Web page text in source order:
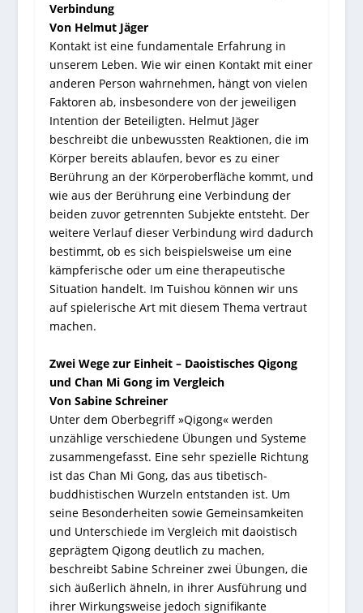
Verbindung
Von Helmut Jäger
Kontakt ist eine fundamentale Erfahrung in
unserem Leben. Wie wir einen Kontakt mit einer
anderen Person wahrnehmen, hängt von vielen
Faktoren ab, insbesondere von der jeweiligen
Intention der Beteiligten. Helmut Jäger
beschreibt die unbewussten Reaktionen, die im
Körper bereits ablaufen, bevor es zu einer
Berührung an der Körperoberfläche kommt, und
wie aus der Berührung eine Verbindung der
beiden zuvor getrennten Subjekte entsteht. Der
weitere Verlauf dieser Verbindung wird dadurch
bestimmt, ob es sich beispielsweise um eine
kämpferische oder um eine therapeutische
Situation handelt. Im Tuishou können wir uns
auf spielerische Art mit diesem Thema vertraut
machen.
Zwei Wege zur Einheit – Daoistisches Qigong
und Chan Mi Gong im Vergleich
Von Sabine Schreiner
Unter dem Oberbegriff »Qigong« werden
unzählige verschiedene Übungen und Systeme
zusammengefasst. Eine sehr spezielle Richtung
ist das Chan Mi Gong, das aus tibetisch-
buddhistischen Wurzeln entstanden ist. Um
seine Besonderheiten sowie Gemeinsamkeiten
und Unterschiede im Vergleich mit daoistisch
geprägtem Qigong deutlich zu machen,
beschreibt Sabine Schreiner zwei Übungen, die
sich äußerlich ähneln, in ihrer Ausführung und
ihrer Wirkungsweise jedoch signifikante